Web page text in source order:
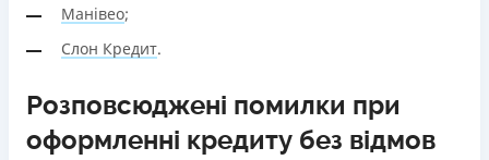
Манівео;
Слон Кредит.
Розповсюджені помилки при
оформленні кредиту без відмов